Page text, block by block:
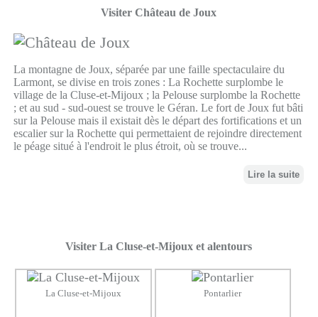
Visiter Château de Joux
La montagne de Joux, séparée par une faille spectaculaire du
Larmont, se divise en trois zones : La Rochette surplombe le
village de la Cluse-et-Mijoux ; la Pelouse surplombe la Rochette
; et au sud - sud-ouest se trouve le Géran. Le fort de Joux fut bâti
sur la Pelouse mais il existait dès le départ des fortifications et un
escalier sur la Rochette qui permettaient de rejoindre directement
le péage situé à l'endroit le plus étroit, où se trouve...
Lire la suite
Visiter La Cluse-et-Mijoux et alentours
La Cluse-et-Mijoux Pontarlier